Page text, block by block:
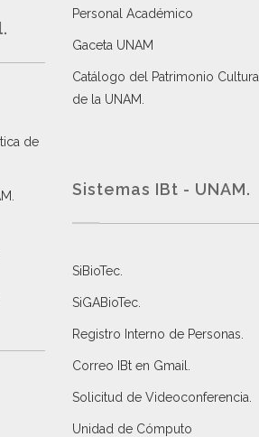
de
Personal Académico
Gaceta UNAM
Catálogo del Patrimonio Cultural
de la UNAM.
Sistemas IBt - UNAM.
SiBioTec
SiGABioTec.
Registro Interno de Personas
Correo IBt en Gmail
Solicitud de Videoconferencia.
Unidad de Cómputo